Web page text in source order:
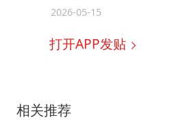
2026-05-15
打开APP发贴
相关推荐